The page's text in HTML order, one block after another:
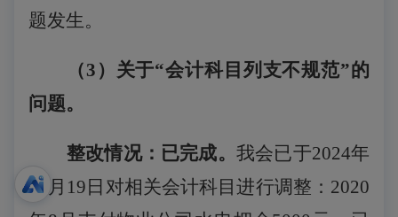
题发生。
（3 ）关于“会计科目列支不规范”的
问题。
整改情况：已完成。 我会已于2024年
12月19日对相关会计科目进行调整：2020